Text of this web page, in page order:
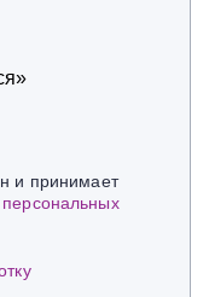
и принимает